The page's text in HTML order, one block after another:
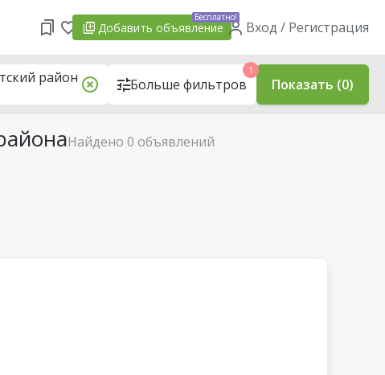
Добавить объявление
Бесплатно!
Вход / Регистрация
Найдено 0 объявлений
район Больше фильтров
1
Показать (0)